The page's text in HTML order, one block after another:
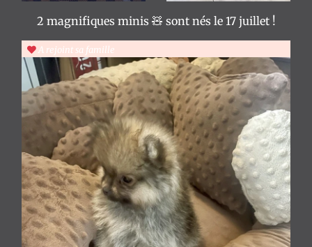
L'Atelier
O2
Pom'
Soins
Spa
Ozonothérapie
Notre
histoire
Mariage
2 magnifiques minis 🧸 sont nés le 17 juillet !
A rejoint sa famille